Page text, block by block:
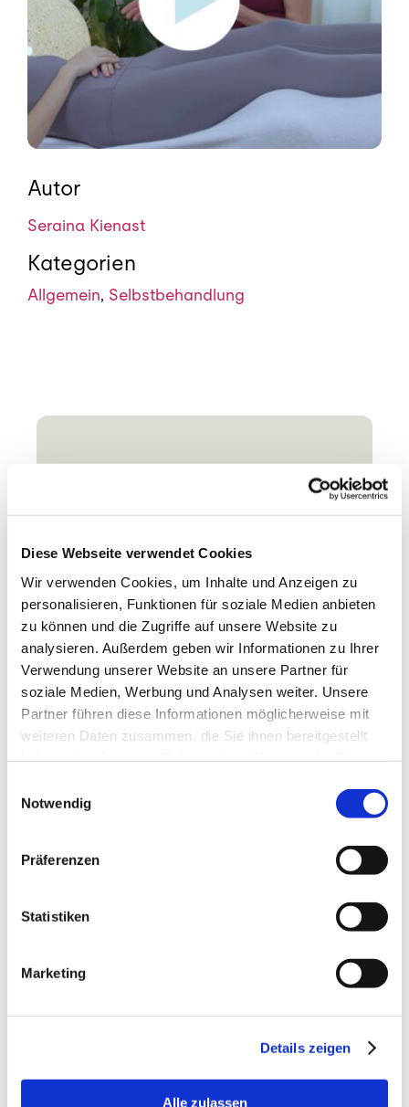
Diese Webseite verwendet Cookies
Wir verwenden Cookies, um Inhalte und Anzeigen zu
personalisieren, Funktionen für soziale Medien anbieten
zu können und die Zugriffe auf unsere Website zu
analysieren. Außerdem geben wir Informationen zu Ihrer
Verwendung unserer Website an unsere Partner für
soziale Medien, Werbung und Analysen weiter. Unsere
Partner führen diese Informationen möglicherweise mit
weiteren Daten zusammen, die Sie ihnen bereitgestellt
Notwendig
Präferenzen
Statistiken
Marketing
Details zeigen
Alle zulassen
Autor
Seraina Kienast
Kategorien
Allgemein, Selbstbehandlung
Terminanfrage
info@seramed.ch
90 59
erste Konsultation vereinbaren. Für
kontaktiere uns telefonisch.
vereinbaren